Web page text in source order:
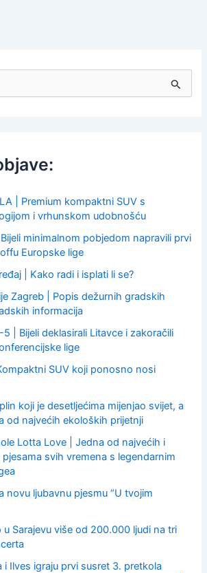
| Premium kompaktni SUV s
i vrhunskom udobnošću
minimalnom pobjedom napravili prvi
Europske lige
| Kako radi i isplati li se?
Zagreb | Popis dežurnih gradskih
informacija
| Bijeli deklasirali Litavce i zakoračili
lige
SUV koji ponosno nosi
koji je desetljećima mijenjao svijet, a
od najvećih ekoloških prijetnji
Lotta Love | Jedna od najvećih i
svih vremena s legendarnim
novu ljubavnu pjesmu “U tvojim
u Sarajevu više od 200.000 ljudi na tri
i Ilves igraju prvi susret 3. pretkola